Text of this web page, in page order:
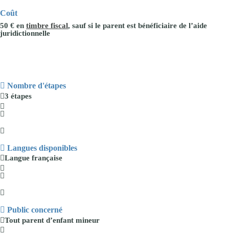
Coût
50 € en timbre fiscal, sauf si le parent est bénéficiaire de l’aide
juridictionnelle
Nombre d'étapes
3 étapes
Langues disponibles
Langue française
Public concerné
Tout parent d’enfant mineur